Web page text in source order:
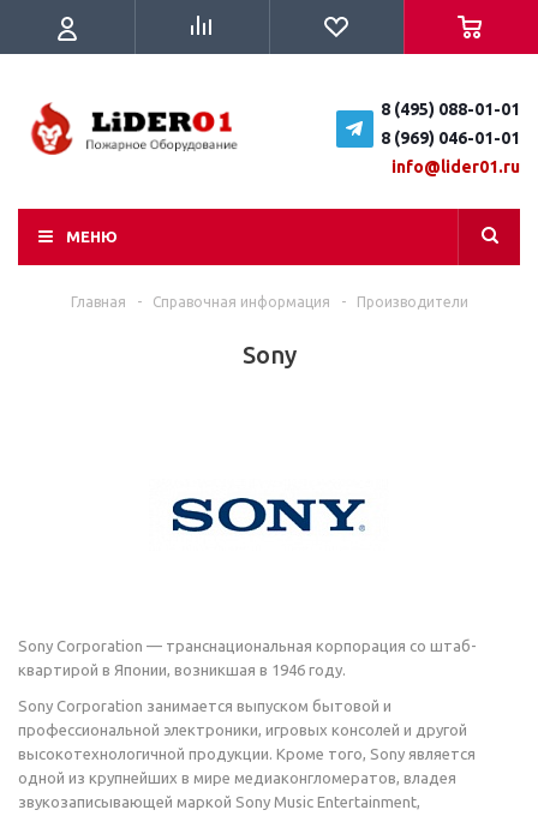
8 (495) 088-01-01
8 (969) 046-01-01
info@lider01.ru
МЕНЮ
Главная - Справочная информация - Производители
Sony
Sony Corporation — транснациональная корпорация со штаб-
квартирой в Японии, возникшая в 1946 году.
Sony Corporation занимается выпуском бытовой и
профессиональной электроники, игровых консолей и другой
высокотехнологичной продукции. Кроме того, Sony является
одной из крупнейших в мире медиаконгломератов, владея
звукозаписывающей маркой Sony Music Entertainment,